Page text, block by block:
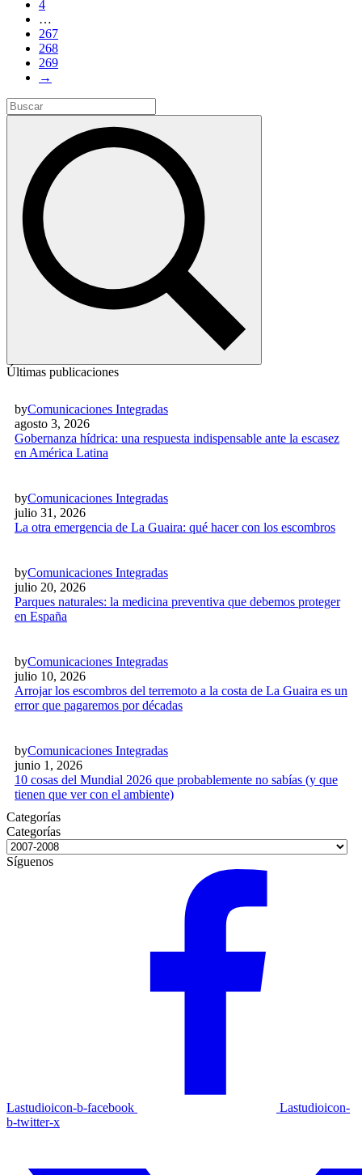
4
…
267
268
269
→
Últimas publicaciones
byComunicaciones Integradas
agosto 3, 2026
Gobernanza hídrica: una respuesta indispensable ante la escasez
en América Latina
byComunicaciones Integradas
julio 31, 2026
La otra emergencia de La Guaira: qué hacer con los escombros
byComunicaciones Integradas
julio 20, 2026
Parques naturales: la medicina preventiva que debemos proteger
en España
byComunicaciones Integradas
julio 10, 2026
Arrojar los escombros del terremoto a la costa de La Guaira es un
error que pagaremos por décadas
byComunicaciones Integradas
junio 1, 2026
10 cosas del Mundial 2026 que probablemente no sabías (y que
tienen que ver con el ambiente)
Categorías
Categorías
Categorías
Síguenos
Lastudioicon-b-facebook
Lastudioicon-
b-twitter-x